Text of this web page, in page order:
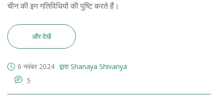
चीन की इन गतिविधियों की पुष्टि करते हैं।
और देखें
6 नवंबर 2024 द्वारा Shanaya Shivanya
5